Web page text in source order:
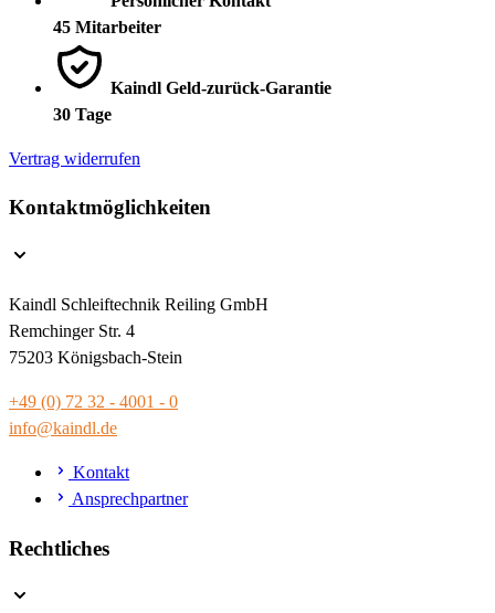
45 Mitarbeiter
Kaindl Geld-zurück-Garantie
30 Tage
Vertrag widerrufen
Kontaktmöglichkeiten
Kaindl Schleiftechnik Reiling GmbH
Remchinger Str. 4
75203 Königsbach-Stein
+49 (0) 72 32 - 4001 - 0
info@kaindl.de
Kontakt
Ansprechpartner
Rechtliches